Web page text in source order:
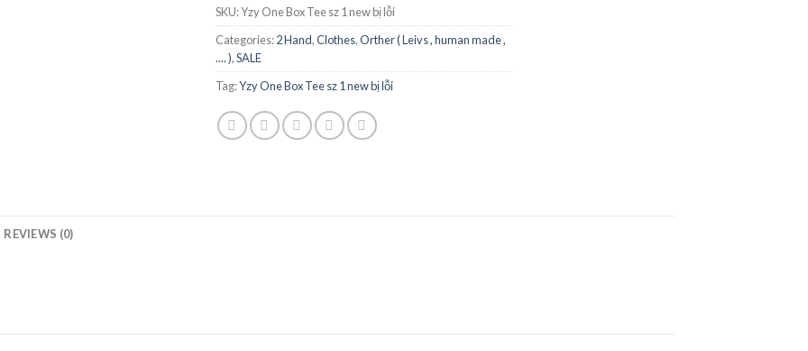
SKU:Yzy One Box Tee sz 1 new bị lỗi
Categories:2 Hand,Clothes,Orther ( Leivs , human made ,
.... ),SALE
Tag:Yzy One Box Tee sz 1 new bị lỗi
REVIEWS (0)